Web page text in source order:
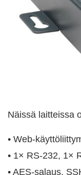
Näissä laitteissa
• Web-
• 1× RS-232, 1×
• AES-salaus,